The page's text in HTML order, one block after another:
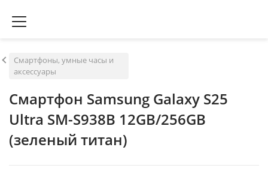
Смартфоны, умные часы и
аксессуары
Смартфон Samsung Galaxy S25
Ultra SM-S938B 12GB/256GB
(зеленый титан)